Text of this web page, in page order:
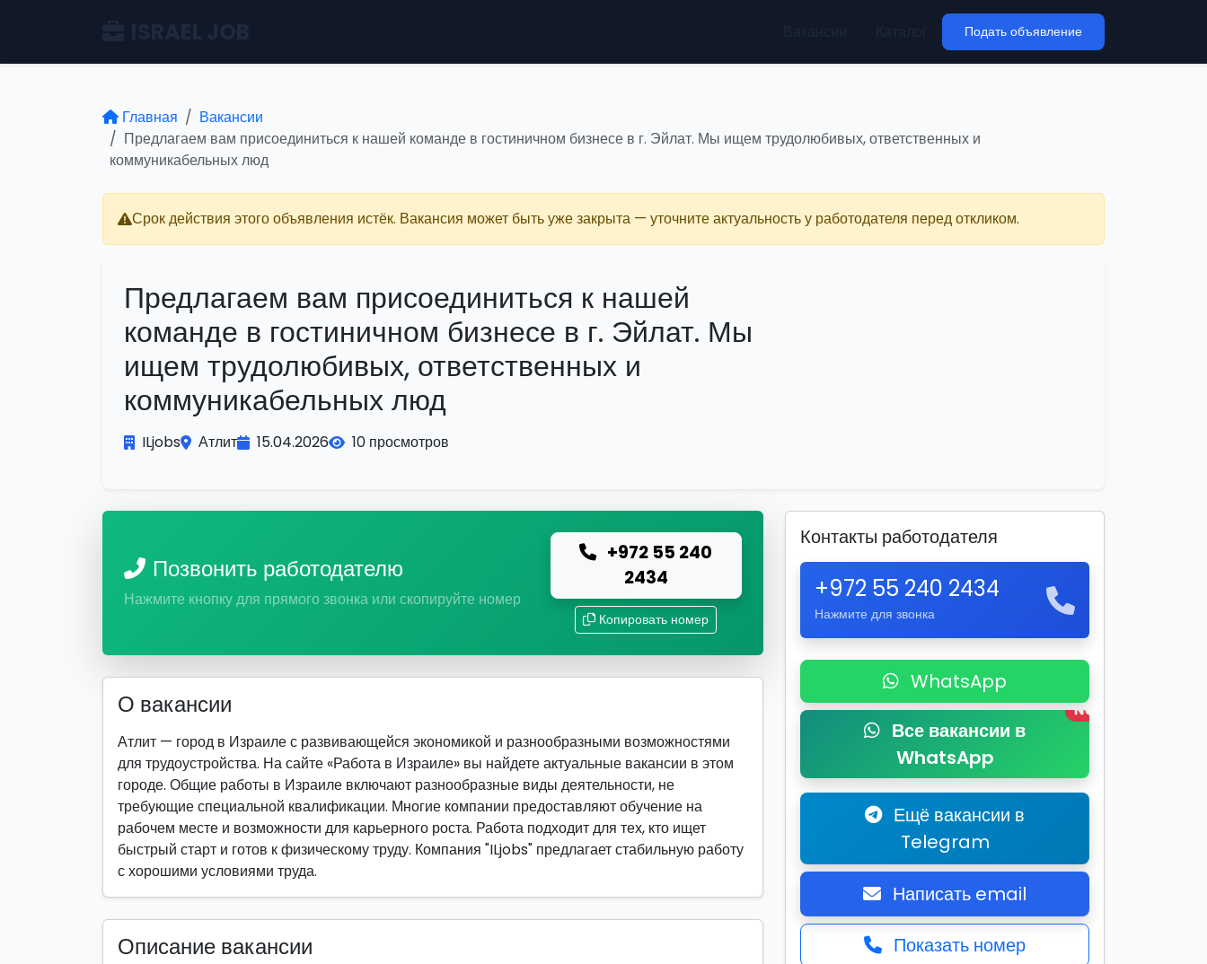
Подать объявление
Главная
Вакансии
Предлагаем вам присоединиться к нашей команде в гостиничном бизнесе в г. Эйлат. Мы ищем трудолюбивых, ответственных и
коммуникабельных люд
Срок действия этого объявления истёк. Вакансия может быть уже закрыта — уточните актуальность у работодателя перед откликом.
Предлагаем вам присоединиться к нашей
команде в гостиничном бизнесе в г. Эйлат. Мы
ищем трудолюбивых, ответственных и
коммуникабельных люд
ILjobs Атлит 15.04.2026 10 просмотров
Позвонить работодателю
Нажмите кнопку для прямого звонка или скопируйте номер
+972 55 240
2434
Копировать номер
О вакансии
Атлит — город в Израиле с развивающейся экономикой и разнообразными возможностями
для трудоустройства. На сайте «Работа в Израиле» вы найдете актуальные вакансии в этом
городе. Общие работы в Израиле включают разнообразные виды деятельности, не
требующие специальной квалификации. Многие компании предоставляют обучение на
рабочем месте и возможности для карьерного роста. Работа подходит для тех, кто ищет
быстрый старт и готов к физическому труду. Компания "ILjobs" предлагает стабильную работу
с хорошими условиями труда.
Описание вакансии
Контакты работодателя
+972 55 240 2434
Нажмите для звонка
WhatsApp
Все вакансии в
WhatsApp
New
Ещё вакансии в
Telegram
Написать email
Показать номер